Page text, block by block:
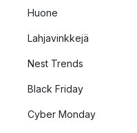
Huone
Lahjavinkkejä
Nest Trends
Black Friday
Cyber Monday